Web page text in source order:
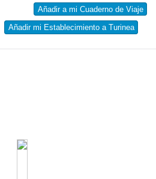
Añadir a mi Cuaderno de Viaje
Añadir mi Establecimiento a Turinea